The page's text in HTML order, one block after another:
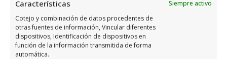
Características
Siempre activo
Cotejo y combinación de datos procedentes de
otras fuentes de información, Vincular diferentes
dispositivos, Identificación de dispositivos en
función de la información transmitida de forma
automática.
afines a Occidental Mar Menor en el área de
Hoteles: